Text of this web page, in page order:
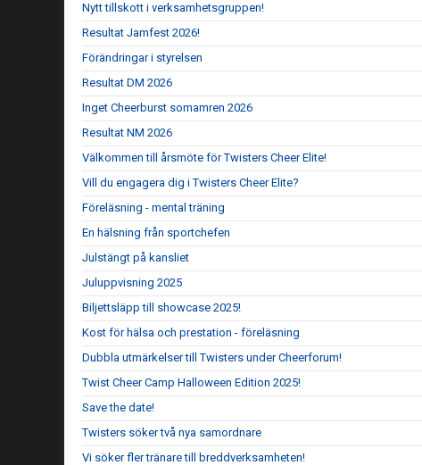
Nytt tillskott i verksamhetsgruppen!
Resultat Jamfest 2026!
Förändringar i styrelsen
Resultat DM 2026
Inget Cheerburst somamren 2026
Resultat NM 2026
Välkommen till årsmöte för Twisters Cheer Elite!
Vill du engagera dig i Twisters Cheer Elite?
Föreläsning - mental träning
En hälsning från sportchefen
Julstängt på kansliet
Juluppvisning 2025
Biljettsläpp till showcase 2025!
Kost för hälsa och prestation - föreläsning
Dubbla utmärkelser till Twisters under Cheerforum!
Twist Cheer Camp Halloween Edition 2025!
Save the date!
Twisters söker två nya samordnare
Vi söker fler tränare till breddverksamheten!